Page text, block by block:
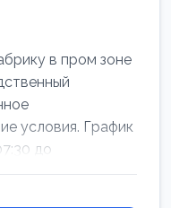
в пром зоне
условия. График
до